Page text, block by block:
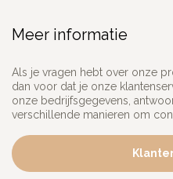
Meer informatie
Als je vragen hebt over onze
dan voor dat je onze
onze bedrijfsgegevens,
verschillende manieren om